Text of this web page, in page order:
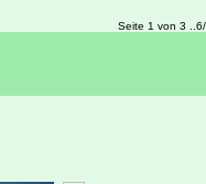
Seite 1 von 3